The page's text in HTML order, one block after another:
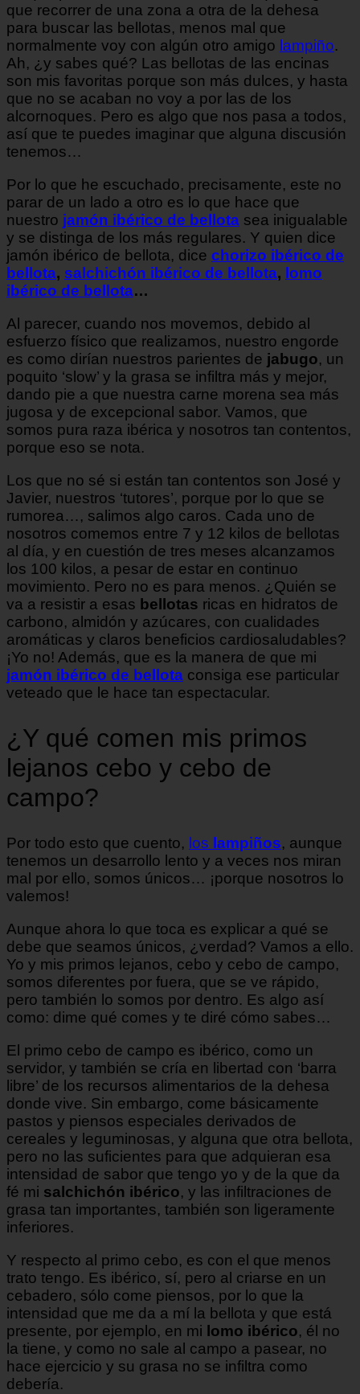
que recorrer de una zona a otra de la dehesa
para buscar las bellotas, menos mal que
normalmente voy con algún otro amigo lampiño.
Ah, ¿y sabes qué? Las bellotas de las encinas
son mis favoritas porque son más dulces, y hasta
que no se acaban no voy a por las de los
alcornoques. Pero es algo que nos pasa a todos,
así que te puedes imaginar que alguna discusión
tenemos…
Por lo que he escuchado, precisamente, este no
parar de un lado a otro es lo que hace que
nuestro jamón ibérico de bellota sea inigualable
y se distinga de los más regulares. Y quien dice
jamón ibérico de bellota, dice chorizo ibérico de
bellota, salchichón ibérico de bellota, lomo
ibérico de bellota…
Al parecer, cuando nos movemos, debido al
esfuerzo físico que realizamos, nuestro engorde
es como dirían nuestros parientes de jabugo, un
poquito ‘slow’ y la grasa se infiltra más y mejor,
dando pie a que nuestra carne morena sea más
jugosa y de excepcional sabor. Vamos, que
somos pura raza ibérica y nosotros tan contentos,
porque eso se nota.
Los que no sé si están tan contentos son José y
Javier, nuestros ‘tutores’, porque por lo que se
rumorea…, salimos algo caros. Cada uno de
nosotros comemos entre 7 y 12 kilos de bellotas
al día, y en cuestión de tres meses alcanzamos
los 100 kilos, a pesar de estar en continuo
movimiento. Pero no es para menos. ¿Quién se
va a resistir a esas bellotas ricas en hidratos de
carbono, almidón y azúcares, con cualidades
aromáticas y claros beneficios cardiosaludables?
¡Yo no! Además, que es la manera de que mi
jamón ibérico de bellota consiga ese particular
veteado que le hace tan espectacular.
¿Y qué comen mis primos
lejanos cebo y cebo de
campo?
Por todo esto que cuento, los lampiños, aunque
tenemos un desarrollo lento y a veces nos miran
mal por ello, somos únicos… ¡porque nosotros lo
valemos!
Aunque ahora lo que toca es explicar a qué se
debe que seamos únicos, ¿verdad? Vamos a ello.
Yo y mis primos lejanos, cebo y cebo de campo,
somos diferentes por fuera, que se ve rápido,
pero también lo somos por dentro. Es algo así
como: dime qué comes y te diré cómo sabes…
El primo cebo de campo es ibérico, como un
servidor, y también se cría en libertad con ‘barra
libre’ de los recursos alimentarios de la dehesa
donde vive. Sin embargo, come básicamente
pastos y piensos especiales derivados de
cereales y leguminosas, y alguna que otra bellota,
pero no las suficientes para que adquieran esa
intensidad de sabor que tengo yo y de la que da
fé mi salchichón ibérico, y las infiltraciones de
grasa tan importantes, también son ligeramente
inferiores.
Y respecto al primo cebo, es con el que menos
trato tengo. Es ibérico, sí, pero al criarse en un
cebadero, sólo come piensos, por lo que la
intensidad que me da a mí la bellota y que está
presente, por ejemplo, en mi lomo ibérico, él no
la tiene, y como no sale al campo a pasear, no
hace ejercicio y su grasa no se infiltra como
debería.